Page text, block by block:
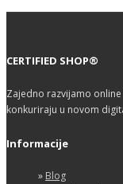
CERTIFIED SHOP®
Zajedno razvijamo
konkuriraju u novom
Informacije
» Blog